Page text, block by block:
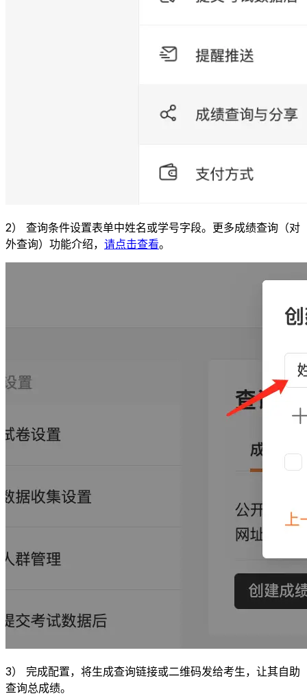
2） 查询条件设置表单中姓名或学号字段。更多成绩查询（对
外查询）功能介绍， 请点击查看。
3） 完成配置，将生成查询链接或二维码发给考生，让其自助
查询总成绩。